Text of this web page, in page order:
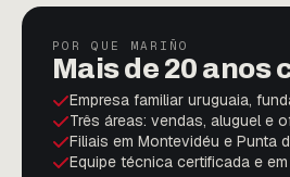
POR QUE MARIÑO
Mais de 20 anos
Empresa familiar uruguaia,
Três áreas: vendas, aluguel e
Filiais em Montevidéu e Punta
Equipe técnica certificada e